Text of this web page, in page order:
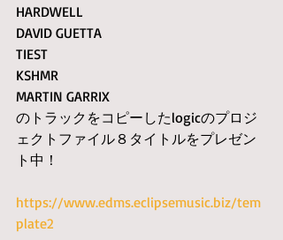
HARDWELL
DAVID GUETTA
TIEST
KSHMR
MARTIN GARRIX
のトラックをコピーしたlogicのプロジ
ェクトファイル８タイトルをプレゼン
ト中！
https://www.edms.eclipsemusic.biz/tem
plate2